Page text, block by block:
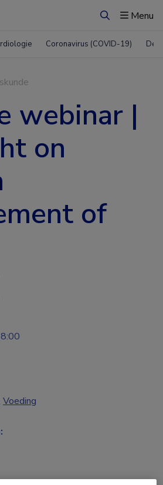
ZoekenMenu
Coronavirus (COVID-19)
webinar |
on
of
Voeding